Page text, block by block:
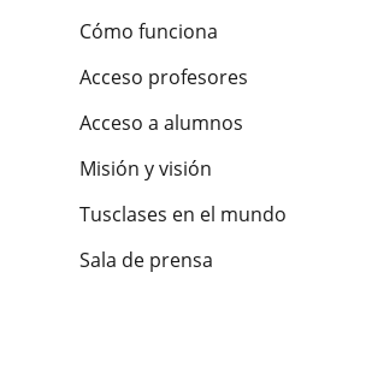
Cómo funciona
Acceso profesores
Acceso a alumnos
Misión y visión
Tusclases en el mundo
Sala de prensa